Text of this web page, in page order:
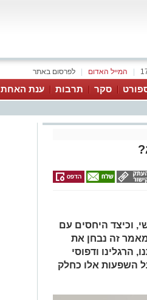
לפרסום באתר המייל האדום
סקר תרבות ענת האחת
וכיצד היחסים עם
זה נבחן את
הרגלינו ודפוסי
השפעות אלו כחלק